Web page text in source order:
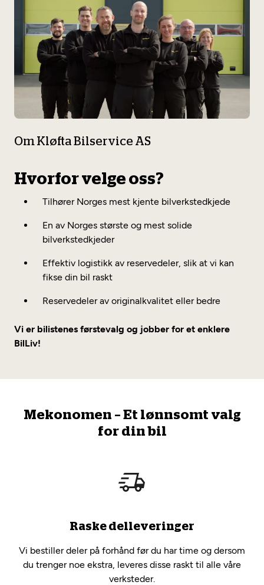
Bilservice
Bilservice
Dekk, felg og hjulskift
Dekkhotell
EU-kontroll
Annet
Dekkhotel (inkl. dekkskift)
Elbilsertifisert
Om Kløfta Bilservice AS
Hvorfor velge oss?
Tilhører Norges mest kjente bilverkstedkjede
En av Norges største og mest solide
bilverkstedkjeder
Effektiv logistikk av reservedeler, slik at vi kan
fikse din bil raskt
Reservedeler av originalkvalitet eller bedre
Vi er bilistenes førstevalg og jobber for et enklere
BilLiv!
Mekonomen – Et lønnsomt valg
for din bil
Raske delleveringer
Vi bestiller deler på forhånd før du har time og dersom
du trenger noe ekstra, leveres disse raskt til alle våre
verksteder.